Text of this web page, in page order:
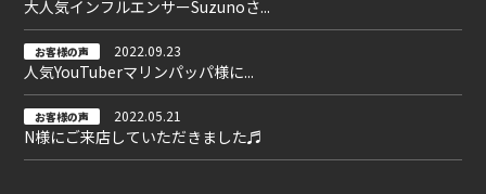
大人気インフルエンサーSuzunoさ...
お客様の声 2022.09.23
人気YouTuberマリンパッパ様に...
お客様の声 2022.05.21
N様にご来店していただきました♬